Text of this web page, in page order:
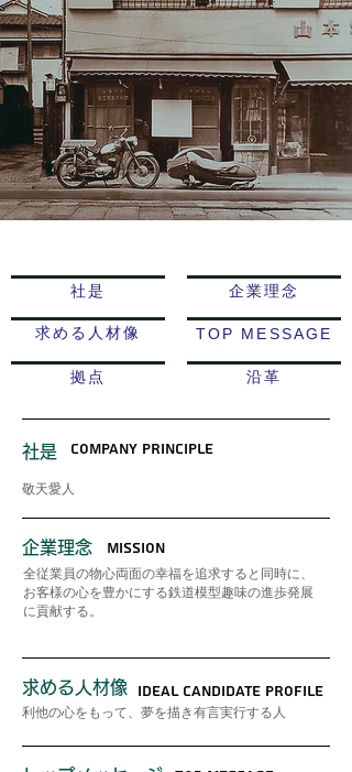
社是
求める人材像
拠点
企業理念
TOP MESSAGE
沿革
社是 Company Principle
敬天愛人
企業理念 Mission
全従業員の物心両面の幸福を追求すると同時に、
お客様の心を豊かにする鉄道模型趣味の進歩発展
に貢献する。
求める人材像 Ideal candidate profile
利他の心をもって、夢を描き有言実行する人